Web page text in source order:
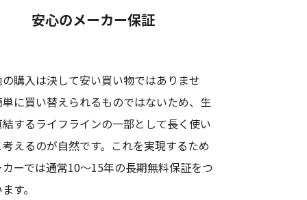
安心のメーカー保証
購入は決して安い買い物ではありませ
に買い替えられるものではないため、生
するライフラインの一部として長く使い
えるのが自然です。これを実現するため
ーでは通常10〜15年の長期無料保証をつ
す。